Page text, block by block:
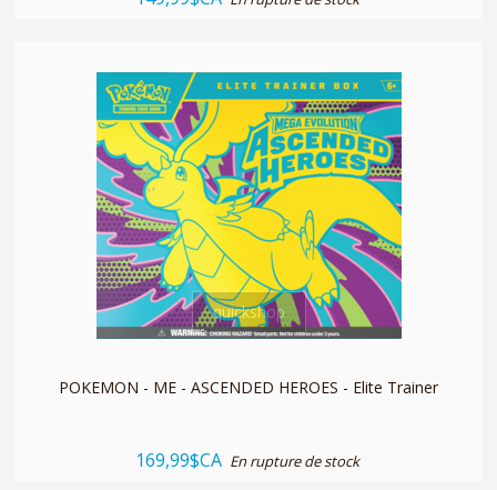
quickshop
POKEMON - ME - ASCENDED HEROES - Elite Trainer
169,99$CA En rupture de stock